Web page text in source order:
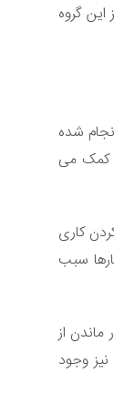
این گروه
شده
کمک می
کاری
کارها سبب
از
وجود